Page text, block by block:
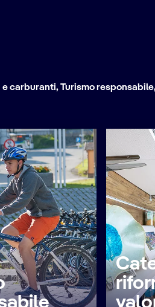
carburanti, Turismo